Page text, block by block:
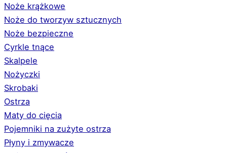
Noże krążkowe
Noże do tworzyw sztucznych
Noże bezpieczne
Cyrkle tnące
Skalpele
Nożyczki
Skrobaki
Ostrza
Maty do cięcia
Pojemniki na zużyte ostrza
Płyny i zmywacze